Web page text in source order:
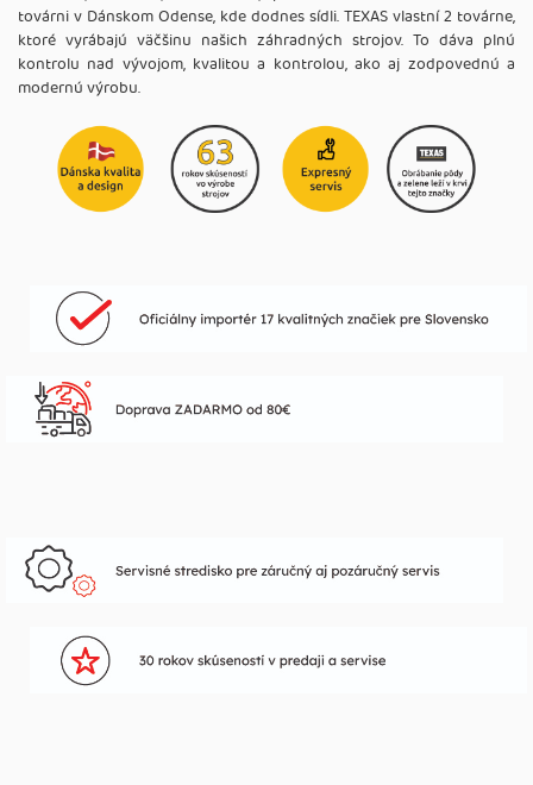
továrni v Dánskom Odense, kde dodnes sídli. TEXAS vlastní 2 továrne,
ktoré vyrábajú väčšinu našich záhradných strojov. To dáva plnú
kontrolu nad vývojom, kvalitou a kontrolou, ako aj zodpovednú a
modernú výrobu.